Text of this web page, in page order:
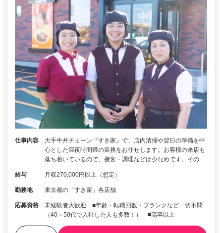
仕事内容
大手牛丼チェーン『すき家』で、店内清掃や翌日の準備を中
心とした深夜時間帯の業務をお任せします。お客様の来店も
落ち着いているので、接客・調理などは少なめです。その…
給与 月収270,000円以上（想定）
勤務地 東京都の「すき家」各店舗
応募資格
未経験者大歓迎 ■年齢・転職回数・ブランクなど一切不問
（40～50代で入社した人も多数！） ■高卒以上